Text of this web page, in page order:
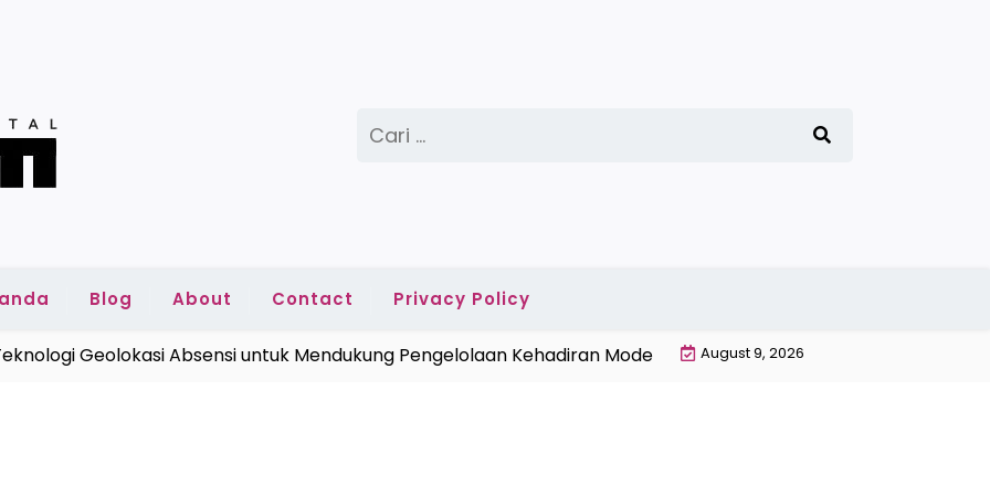
untuk:
Blog About Contact Privacy Policy
Geolokasi Absensi untuk Mendukung Pengelolaan Kehadiran Modern | Penyebab Gabah Banyak
August 9, 2026